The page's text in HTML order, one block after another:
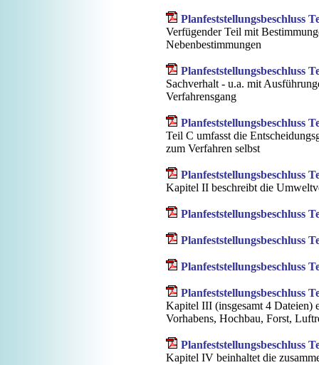
Planfeststellungsbeschluss
Verfügender Teil mit
Nebenbestimmungen
Planfeststellungsbeschluss
Sachverhalt - u.a. mit
Verfahrensgang
Planfeststellungsbeschluss
Teil C umfasst die
zum Verfahren selbst
Planfeststellungsbeschluss
Kapitel II beschreibt die
Planfeststellungsbeschluss
Planfeststellungsbeschluss
Planfeststellungsbeschluss
Planfeststellungsbeschluss
Kapitel III (insgesamt 4 Dateien)
Vorhabens, Hochbau, Forst,
Planfeststellungsbeschluss
Kapitel IV beinhaltet die